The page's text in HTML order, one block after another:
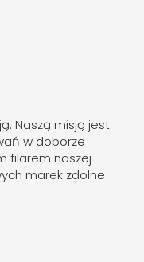
Naszą misją jest
w doborze
filarem naszej
marek zdolne